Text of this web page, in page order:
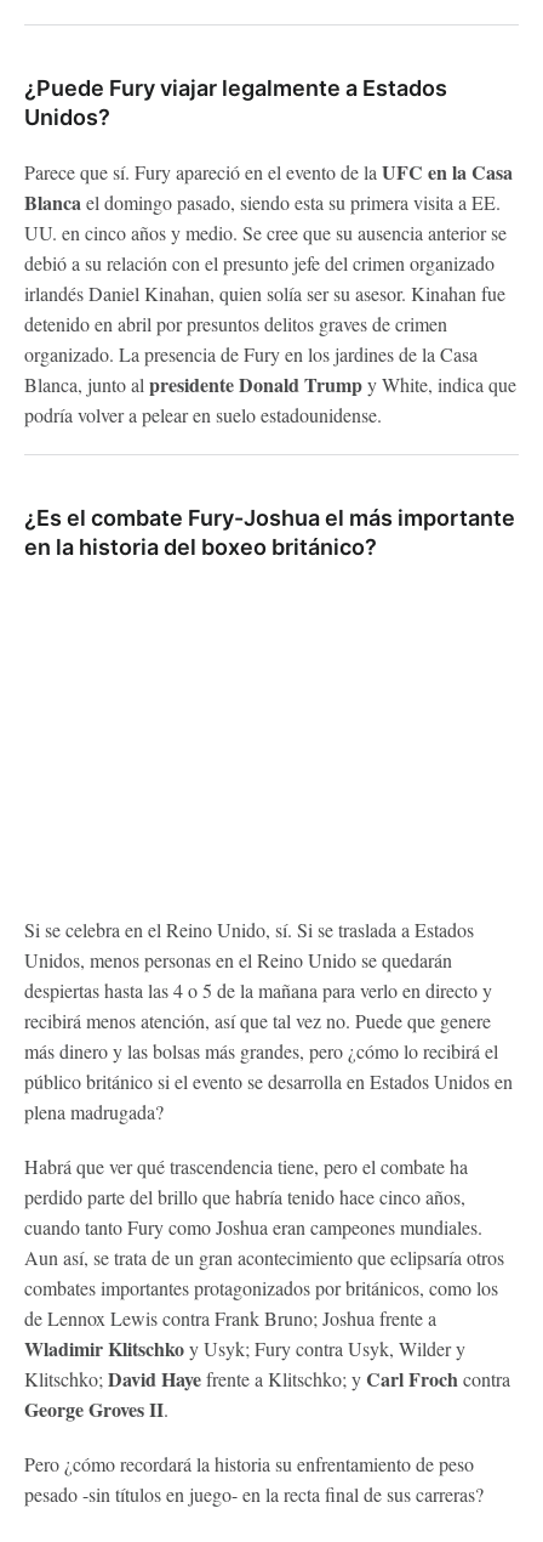
¿Puede Fury viajar legalmente a Estados
Unidos?
Parece que sí. Fury apareció en el evento de la UFC en la Casa
Blancael domingo pasado, siendo esta su primera visita a EE.
UU. en cinco años y medio. Se cree que su ausencia anterior se
debió a su relación con el presunto jefe del crimen organizado
irlandés Daniel Kinahan, quien solía ser su asesor. Kinahan fue
detenido en abril por presuntos delitos graves de crimen
organizado. La presencia de Fury en los jardines de la Casa
Blanca, junto al presidente Donald Trumpy White, indica que
podría volver a pelear en suelo estadounidense.
¿Es el combate Fury-Joshua el más importante
en la historia del boxeo británico?
Si se celebra en el Reino Unido, sí. Si se traslada a Estados
Unidos, menos personas en el Reino Unido se quedarán
despiertas hasta las 4 o 5 de la mañana para verlo en directo y
recibirá menos atención, así que tal vez no. Puede que genere
más dinero y las bolsas más grandes, pero ¿cómo lo recibirá el
público británico si el evento se desarrolla en Estados Unidos en
plena madrugada?
Habrá que ver qué trascendencia tiene, pero el combate ha
perdido parte del brillo que habría tenido hace cinco años,
cuando tanto Fury como Joshua eran campeones mundiales.
Aun así, se trata de un gran acontecimiento que eclipsaría otros
combates importantes protagonizados por británicos, como los
de Lennox Lewis contra Frank Bruno; Joshua frente a
Wladimir Klitschkoy Usyk; Fury contra Usyk, Wilder y
Klitschko; David Hayefrente a Klitschko; yCarl Frochcontra
George Groves II.
Pero ¿cómo recordará la historia su enfrentamiento de peso
pesado -sin títulos en juego- en la recta final de sus carreras?